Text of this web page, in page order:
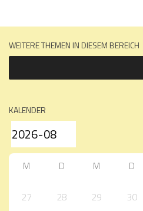
WEITERE THEMEN IN DIESEM BEREICH
KALENDER
M D M D
27 28 29 30